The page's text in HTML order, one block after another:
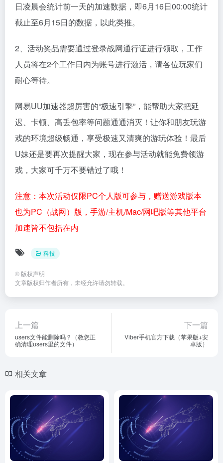
日凌晨会统计前一天的加速数据，即6月16日00:00统计
截止至6月15日的数据，以此类推。
2、活动奖品需要通过登录战网通行证进行领取，工作
人员将在2个工作日内为账号进行激活，请各位玩家们
耐心等待。
网易UU加速器超厉害的“极速引擎”，能帮助大家把延
迟、卡顿、高丢包率等问题通通消灭！让你和朋友玩游
戏的环境超级畅通，享受极速又清爽的游玩体验！最后
U妹还是要再次提醒大家，现在参与活动就能免费领游
戏，大家可千万不要错过了哦！
注意：本次活动仅限PC个人版可参与，赠送游戏版本
也为PC（战网）版，手游/主机/Mac/网吧版等其他平台
加速皆不包括在内
科技
© 版权声明
文章版权归作者所有，未经允许请勿转载。
上一篇
users文件能删除吗？（教您正
确清理users里的文件）
下一篇
Viber手机官方下载（苹果版+安
卓版）
相关文章